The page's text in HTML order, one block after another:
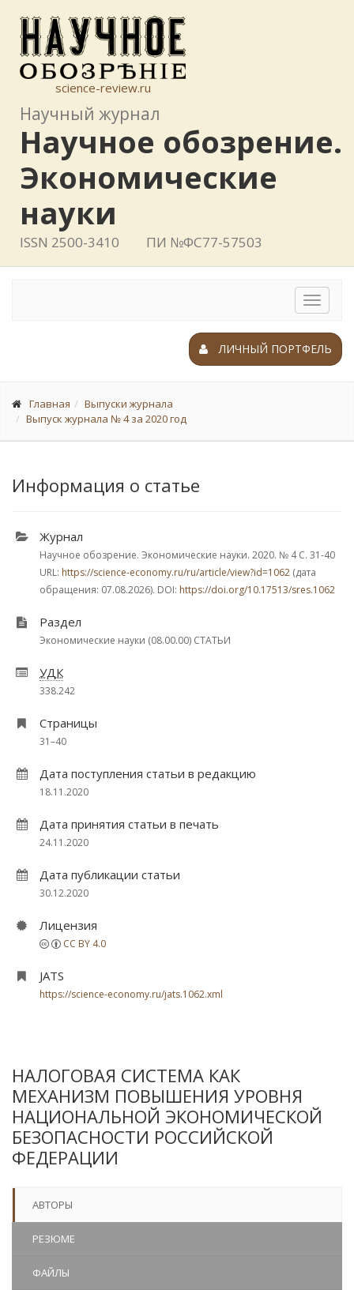
science-review.ru
Научный журнал
Научное обозрение.
Экономические
науки
ISSN 2500-3410 ПИ №ФС77-57503
Toggle
ЛИЧНЫЙ ПОРТФЕЛЬ
Главная
Выпуски журнала
Выпуск журнала № 4 за 2020 год
Информация о статье
Журнал
Научное обозрение. Экономические науки. 2020. № 4С. 31-40
URL: https://science-economy.ru/ru/article/view?id=1062 (дата
обращения: 07.08.2026). DOI: https://doi.org/10.17513/sres.1062
Раздел
Экономические науки (08.00.00) СТАТЬИ
УДК
338.242
Страницы
31–40
Дата поступления статьи в редакцию
18.11.2020
Дата принятия статьи в печать
24.11.2020
Дата публикации статьи
30.12.2020
Лицензия
CC BY 4.0
JATS
https://science-economy.ru/jats.1062.xml
НАЛОГОВАЯ СИСТЕМА КАК
МЕХАНИЗМ ПОВЫШЕНИЯ УРОВНЯ
НАЦИОНАЛЬНОЙ ЭКОНОМИЧЕСКОЙ
БЕЗОПАСНОСТИ РОССИЙСКОЙ
ФЕДЕРАЦИИ
АВТОРЫ
РЕЗЮМЕ
ФАЙЛЫ